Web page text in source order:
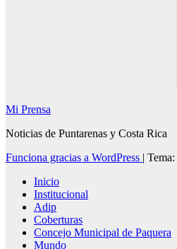
Mi Prensa
Noticias de Puntarenas y Costa Rica
Funciona gracias a WordPress | Tema:
Inicio
Institucional
Adip
Coberturas
Concejo Municipal de Paquera
Mundo